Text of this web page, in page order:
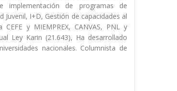
implementación de programas de
Juvenil, I+D, Gestión de capacidades al
y MIEMPREX, CANVAS, PNL y
Ley Karin (21.643), Ha desarrollado
nacionales. Columnista de